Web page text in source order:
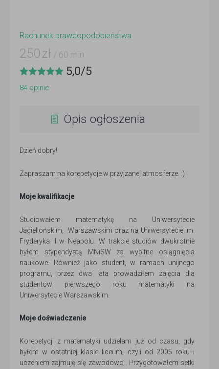
Rachunek prawdopodobieństwa
250 zł / 60 min
5,0/5
84 opinie
Opis ogłoszenia
Dzień dobry!
Zapraszam na korepetycje w przyjzanej atmosferze. :)
Moje kwalifikacje
Studiowałem matematykę na Uniwersytecie
Jagiellońskim, Warszawskim oraz na Uniwersytecie im.
Fryderyka II w Neapolu. W trakcie studiów dwukrotnie
byłem stypendystą MNiSW za wybitne osiągnięcia
naukowe. Również jako student, w ramach unijnego
programu, przez dwa lata prowadziłem zajęcia dla
studentów pierwszego roku matematyki na
Uniwersytecie Warszawskim.
Moje doświadczenie
Korepetycji z matematyki udzielam już od czasu, gdy
byłem w ostatniej klasie liceum, czyli od 2005 roku i
uczeniem zajmuję się zawodowo . Przygotowałem setki